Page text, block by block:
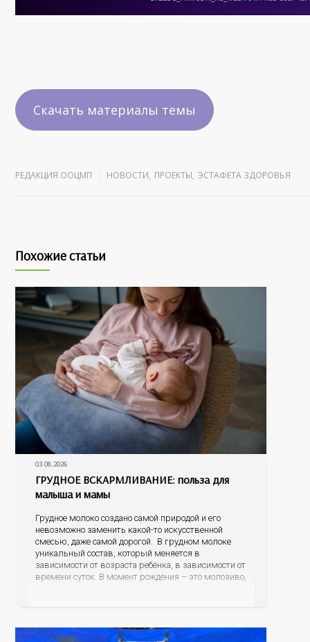
Скачать материалы темы
РЕДАКЦИЯ ООЦМП НОВОСТИ, ПРОЕКТЫ, ЭСТАФЕТА ЗДОРОВЬЯ
Похожие статьи
03.08.2026
ГРУДНОЕ ВСКАРМЛИВАНИЕ: польза для
малыша и мамы
Грудное молоко создано самой природой и его
невозможно заменить какой-то искусственной
смесью, даже самой дорогой. В грудном молоке
уникальный состав, который меняется в
зависимости от возраста ребёнка, в зависимости от
времени суток. В момент рождения – это молозиво,